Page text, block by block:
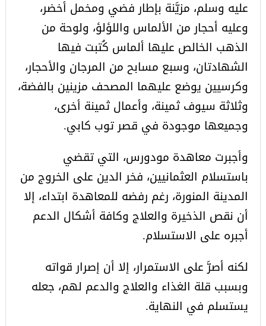
عليه وسلم، مزيَّنة بإطار فضي ومخمل أخضر،
وعليه أحجار من الألماس واللؤلؤ، ولوحة من
الذهب الخالص عليها ألماس كُتبت فيها
الشهادتان، وسبع مسابح من المرجان والأحجار،
وكرسيين يوضع عليهما المصحف مزينين بالفضة،
وثلاثة سيوف ثمينة، وأعمال ثمينة أخرى،
وجميعها موجودة في قصر توب كابي.
وأجبرت معاهدة مودورس، التي تقضي
باستسلام العثمانيين، فخر الدين على الخروج من
المدينة المنورة، رغم رفضه للمعاهدة ابتداء، إلا
أن نقص الذخيرة والعلاج وكافة أشكال الدعم
أجبره على الاستسلام.
لكنه أصرَّ على الاستمرار، إلا أن إصرار قواته
وبسبب قلة الغذاء والعلاج والدعم لهم، جعله
يستسلم في النهاية.